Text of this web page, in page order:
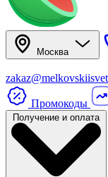
Москва
Промокоды
Получение и оплата